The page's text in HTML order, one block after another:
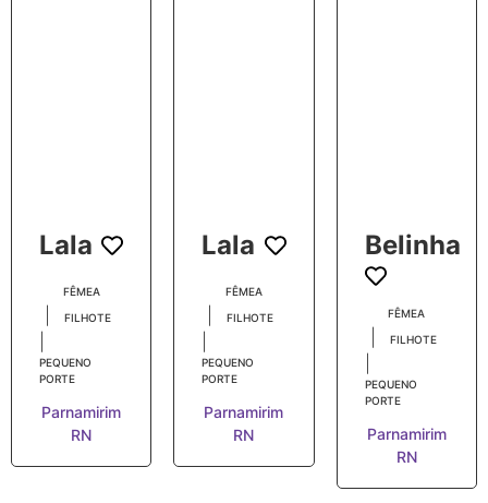
Lala
FÊMEA
FILHOTE
PEQUENO
PORTE
Parnamirim
RN
Lala
FÊMEA
FILHOTE
PEQUENO
PORTE
Parnamirim
RN
Belinha
FÊMEA
FILHOTE
PEQUENO
PORTE
Parnamirim
RN